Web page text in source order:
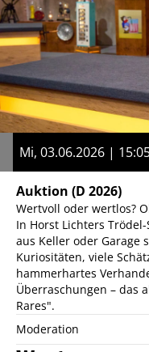
Mi, 03.06.2026 |
Auktion (D 2026)
Wertvoll oder wertlos?
In Horst Lichters
aus Keller oder Garage
Kuriositäten, viele
hammerhartes
Überraschungen – das
Rares".
Moderation